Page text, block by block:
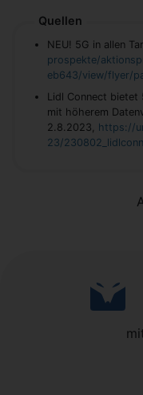
Quellen
NEU! 5G in allen
prospekte/
eb643/view/flyer/
Lidl Connect bietet
mit höherem
2.8.2023, https://
23/